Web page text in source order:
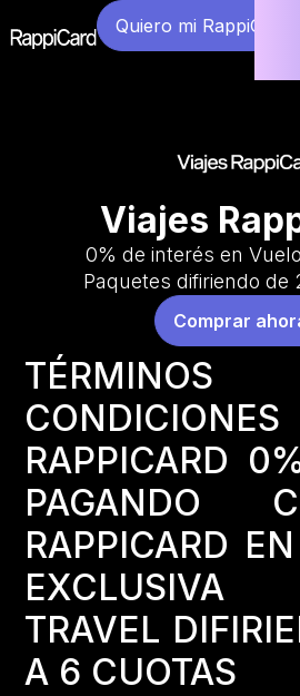
Quiero mi RappiCard
Viajes
0% de interés en
Paquetes difiriendo de
Comprar
RAPPICARD
PAGANDO
RAPPICARD
TRAVEL
A 6 CUOTAS